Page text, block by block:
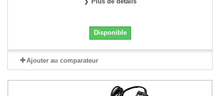
Disponible
Ajouter au comparateur